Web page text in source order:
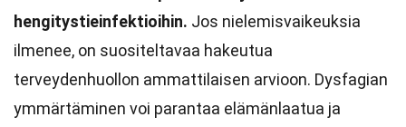
hengitystieinfektioihin. Jos nielemisvaikeuksia
ilmenee, on suositeltavaa hakeutua
terveydenhuollon ammattilaisen arvioon. Dysfagian
ymmärtäminen voi parantaa elämänlaatua ja